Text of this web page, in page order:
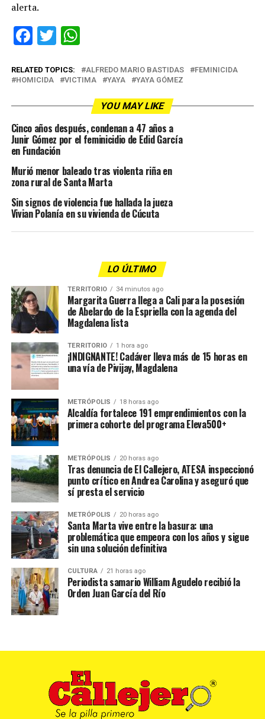
alerta.
Facebook
TwitterWhatsApp
RELATED TOPICS: ALFREDO MARIO BASTIDAS
FEMINICIDA
HOMICIDA
VICTIMA YAYA YAYA GÓMEZ
YOU MAY LIKE
Cinco años después, condenan a 47 años a
Junir Gómez por el feminicidio de Edid García
en Fundación
Murió menor baleado tras violenta riña en
zona rural de Santa Marta
Sin signos de violencia fue hallada la jueza
Vivian Polanía en su vivienda de Cúcuta
LO ÚLTIMO
TERRITORIO 34 minutos ago
Margarita Guerra llega a Cali para la posesión
de Abelardo de la Espriella con la agenda del
Magdalena lista
TERRITORIO 1 hora ago
¡INDIGNANTE! Cadáver lleva más de 15 horas en
una vía de Pivijay, Magdalena
METRÓPOLIS 18 horas ago
Alcaldía fortalece 191 emprendimientos con la
primera cohorte del programa Eleva500+
METRÓPOLIS 20 horas ago
Tras denuncia de El Callejero, ATESA inspeccionó
punto crítico en Andrea Carolina y aseguró que
sí presta el servicio
METRÓPOLIS 20 horas ago
Santa Marta vive entre la basura: una
problemática que empeora con los años y sigue
sin una solución definitiva
CULTURA 21 horas ago
Periodista samario William Agudelo recibió la
Orden Juan García del Río